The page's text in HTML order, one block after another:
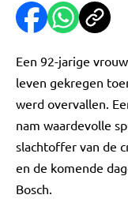
Een 92-jarige
leven gekregen
werd overvallen.
nam waardevolle
slachtoffer van de
en de komende
Bosch.